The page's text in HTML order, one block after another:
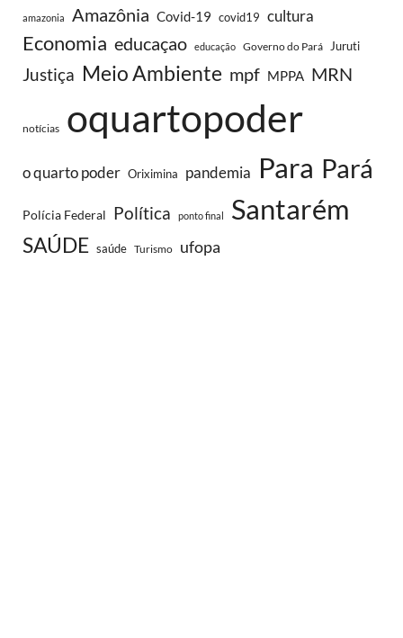
amazonia Amazônia Covid-19 covid19 cultura
Economia educaçao educação Governo do Pará Juruti
Justiça Meio Ambiente mpf MPPA MRN
notícias oquartopoder
o quarto poder Oriximina pandemia Para Pará
Polícia Federal Política ponto final Santarém
SAÚDE saúde Turismo ufopa